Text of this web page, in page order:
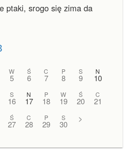
ptaki, srogo się zima da
W
5
Ś
6
C
7
P
8
S
9
N
10
S
16
N
17
P
18
W
19
Ś
20
C
21
Ś
27
C
28
P
29
S
30
>